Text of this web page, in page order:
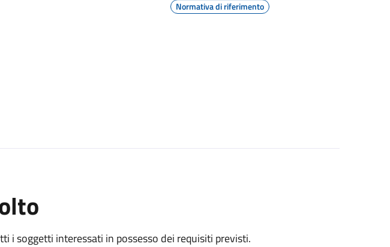
Normativa di riferimento
i soggetti interessati in possesso dei requisiti previsti.